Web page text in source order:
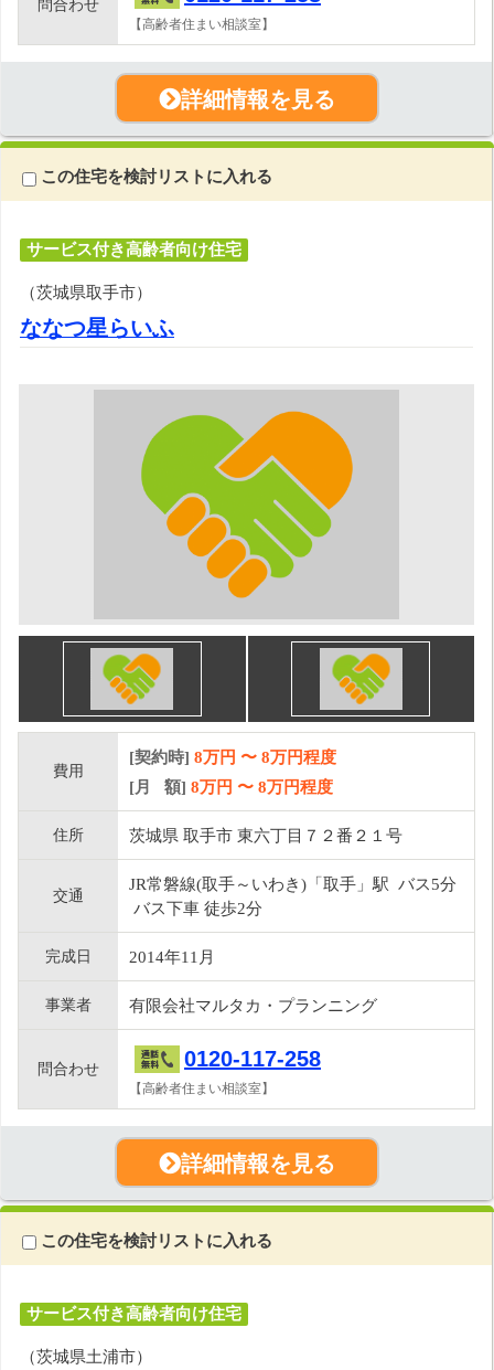
問合わせ
【高齢者住まい相談室】
詳細情報を見る
この住宅を検討リストに入れる
サービス付き高齢者向け住宅
（茨城県取手市）
ななつ星らいふ
費用
[契約時] 8万円 〜 8万円程度
[月 額] 8万円 〜 8万円程度
住所 茨城県 取手市 東六丁目７２番２１号
交通
JR常磐線(取手～いわき)「取手」駅 バス5分
バス下車 徒歩2分
完成日 2014年11月
事業者 有限会社マルタカ・プランニング
問合わせ 0120-117-258
【高齢者住まい相談室】
詳細情報を見る
この住宅を検討リストに入れる
サービス付き高齢者向け住宅
（茨城県土浦市）